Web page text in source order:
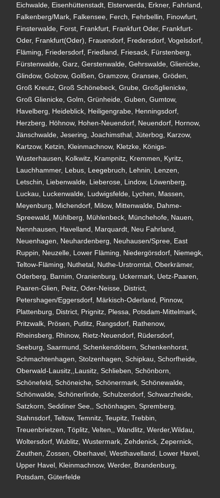
Eichwalde, Eisenhüttenstadt, Elsterwerda, Erkner, Fahrland,
Falkenberg/Mark, Falkensee, Ferch, Fehrbellin, Finowfurt,
Finsterwalde, Forst, Frankfurt, Frankfurt Oder, Frankfurt-
Oder, Frankfurt(Oder), Frauendorf, Fredersdorf, Vogelsdorf,
Fläming, Friedersdorf, Friedland, Friesack, Fürstenberg,
Fürstenwalde, Garz, Gerstenwalde, Gehrswalde, Glienicke,
Glindow, Golzow, Golßen, Gramzow, Gransee, Gröden,
Groß Kreutz, Groß Schönebeck, Grube, Großglienicke,
Groß Glienicke, Golm, Grünheide, Guben, Gumtow,
Havelberg, Heideblick, Heiligengrabe, Henningsdorf,
Herzberg, Höhnow, Hohen-Neuendorf, Neuendorf, Hornow,
Jänschwalde, Jesering, Joachimsthal, Jüterbog, Karzow,
Kartzow, Ketzin, Kleinmachnow, Kletzke, Königs-
Wusterhausen, Kolkwitz, Krampnitz, Kremmen, Kyritz,
Lauchhammer, Lebus, Leegebruch, Lehnin, Lenzen,
Letschin, Liebenwalde, Lieberose, Lindow, Löwenberg,
Luckau, Luckenwalde, Ludwigsfelde, Lychen, Massen,
Meyenburg, Michendorf, Milow, Mittenwalde, Dahme-
Spreewald, Mühlberg, Mühlenbeck, Münchehofe, Nauen,
Nennhausen, Havelland, Marquardt, Neu Fahrland,
Neuenhagen, Neuhardenberg, Neuhausen/Spree, East
Ruppin, Neuzelle, Lower Fläming, Niedergörsdorf, Niemegk,
Teltow-Fläming, Nuthetal, Nuthe-Urstromtal, Oberkrämer,
Oderberg, Barnim, Oranienburg, Uckermark, Uetz-Paaren,
Paaren-Glien, Peitz, Oder-Neisse, District,
Petershagen/Eggersdorf, Märkisch-Oderland, Pinnow,
Plattenburg, District, Prignitz, Plessa, Potsdam-Mittelmark,
Pritzwalk, Prösen, Putlitz, Rangsdorf, Rathenow,
Rheinsberg, Rhinow, Rietz-Neuendorf, Rüdersdorf,
Seeburg, Saarmund, Schenkendöbern, Schenkenhorst,
Schmachtenhagen, Stolzenhagen, Schipkau, Schorfheide,
Oberwald-Lausitz,,Lausitz, Schlieben, Schönborn,
Schönefeld, Schöneiche, Schönermark, Schönewalde,
Schönwalde, Schönerlinde, Schulzendorf, Schwarzheide,
Satzkorn, Seddiner See,, Schönhagen, Spremberg,
Stahnsdorf, Teltow, Temnitz, Teupitz, Trebbin,
Treuenbrietzen, Töplitz, Velten,, Wandlitz, Werder,Wildau,
Woltersdorf, Wublitz, Wustermark, Zehdenick, Zepernick,
Zeuthen, Zossen, Oberhavel, Westhavelland, Lower Havel,
Upper Havel, Kleinmachnow, Werder, Brandenburg,
Potsdam, Güterfelde